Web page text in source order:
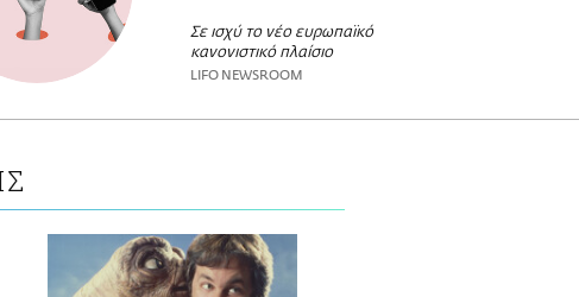
Σε ισχύ το νέο ευρωπαϊκό
κανονιστικό πλαίσιο
LIFO NEWSROOM